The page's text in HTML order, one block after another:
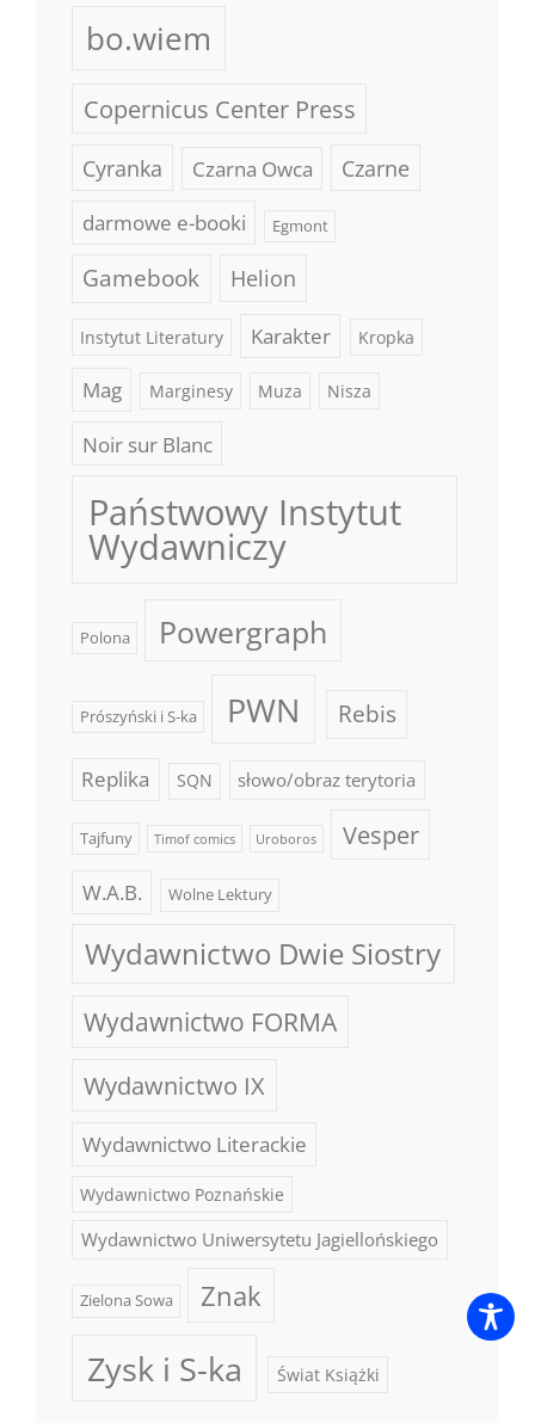
bo.wiem
Copernicus Center Press
Cyranka Czarna Owca
Czarne
darmowe e-booki
Egmont
Gamebook Helion
Instytut Literatury Karakter Kropka
Mag Marginesy Muza Nisza
Noir sur Blanc
Państwowy Instytut
Wydawniczy
Polona Powergraph
Prószyński i S-ka PWN Rebis
Replika SQN słowo/obraz terytoria
Tajfuny Timof comics Uroboros Vesper
W.A.B. Wolne Lektury
Wydawnictwo Dwie Siostry
Wydawnictwo FORMA
Wydawnictwo IX
Wydawnictwo Literackie
Wydawnictwo Poznańskie
Wydawnictwo Uniwersytetu Jagiellońskiego
Zielona Sowa Znak
Zysk i S-ka Świat Książki